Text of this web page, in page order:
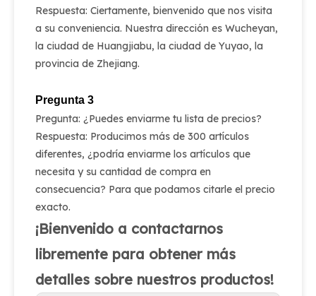
Respuesta: Ciertamente, bienvenido que nos visita
a su conveniencia. Nuestra dirección es Wucheyan,
la ciudad de Huangjiabu, la ciudad de Yuyao, la
provincia de Zhejiang.
Pregunta 3
Pregunta: ¿Puedes enviarme tu lista de precios?
Respuesta: Producimos más de 300 artículos
diferentes, ¿podría enviarme los artículos que
necesita y su cantidad de compra en
consecuencia? Para que podamos citarle el precio
exacto.
¡Bienvenido a contactarnos
libremente para obtener más
detalles sobre nuestros productos!